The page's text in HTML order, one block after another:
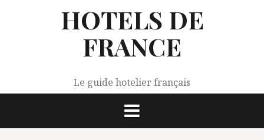
HOTELS DE
FRANCE
Le guide hotelier français